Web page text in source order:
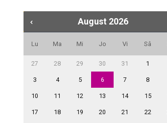
August 2026
Lu Ma Mi Jo Vi Sâ
27 28 29 30 31 1
3 4 5 6 7 8
10 11 12 13 14 15
17 18 19 20 21 22